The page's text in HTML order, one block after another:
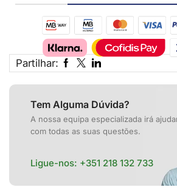
Partilhar:
Tem Alguma Dúvida?
A nossa equipa especializada irá
com todas as suas questões.
Ligue-nos: +351 218 132 733